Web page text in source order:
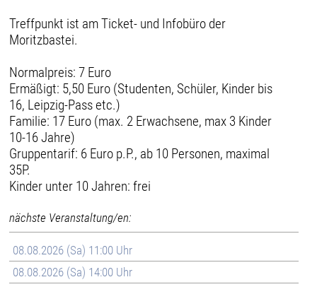
Treffpunkt ist am Ticket- und Infobüro der
Moritzbastei.
Normalpreis: 7 Euro
Ermäßigt: 5,50 Euro (Studenten, Schüler, Kinder bis
16, Leipzig-Pass etc.)
Familie: 17 Euro (max. 2 Erwachsene, max 3 Kinder
10-16 Jahre)
Gruppentarif: 6 Euro p.P., ab 10 Personen, maximal
35P.
Kinder unter 10 Jahren: frei
nächste Veranstaltung/en:
08.08.2026 (Sa) 11:00 Uhr
08.08.2026 (Sa) 14:00 Uhr